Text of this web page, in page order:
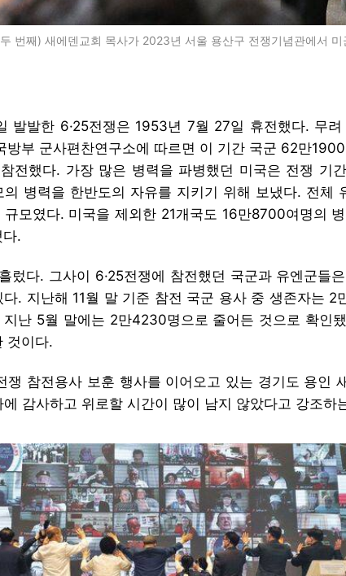
번째) 새에덴교회 목사가 2023년 서울 용산구 전쟁기념관에서
발발한 6·25전쟁은 1953년 7월 27일 휴전했다. 무려
방부 군사편찬연구소에 따르면 이 기간 국군 62만
전했다. 가장 많은 병력을 파병했던 미국은 전쟁 기
의 병력을 한반도의 자유를 지키기 위해 보냈다. 전체
규모였다. 미국을 제외한 21개국도 16만8700여명의
.
렀다. 그사이 6·25전쟁에 참전했던 국군과 유엔군들
. 지난해 11월 말 기준 참전 국군 용사 중 생존자는 2
난 5월 말에는 2만4230명으로 줄어든 것으로 확인
것이다.
쟁 참전용사 보훈 행사를 이어오고 있는 경기도 용인
감사하고 위로할 시간이 많이 남지 않았다고 강조하